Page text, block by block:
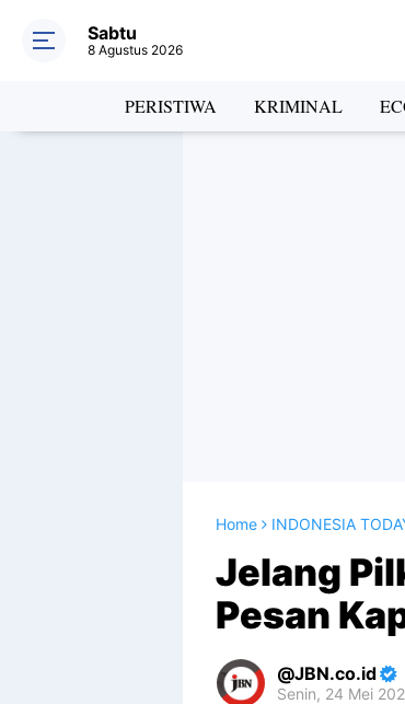
Sabtu
8 Agustus 2026
PERISTIWA KRIMINAL
Home INDONESIA
Jelang
Pesan
JBN.co.id
Senin, 24 Mei